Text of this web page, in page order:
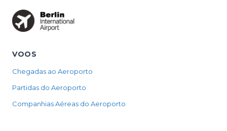
VOOS
Chegadas ao Aeroporto
Partidas do Aeroporto
Companhias Aéreas do Aeroporto